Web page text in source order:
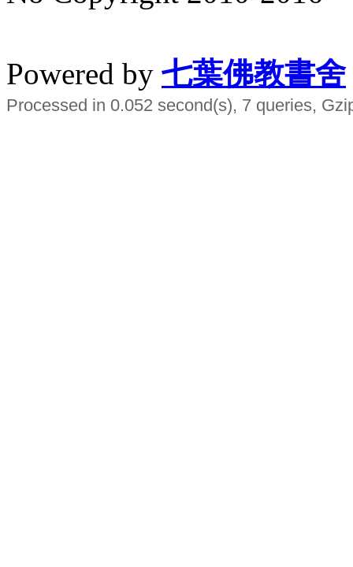
Powered by 七葉佛教書舍
Processed in 0.052 second(s), 7 queries,